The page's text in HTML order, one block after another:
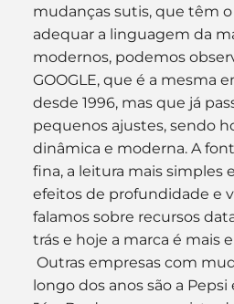
mudanças sutis, que têm
adequar a linguagem da
modernos, podemos
GOOGLE, que é a mesma
desde 1996, mas que já
pequenos ajustes, sendo
dinâmica e moderna. A
fina, a leitura mais simples
efeitos de profundidade e
falamos sobre recursos
trás e hoje a marca é mais
Outras empresas com
longo dos anos são a Pepsi